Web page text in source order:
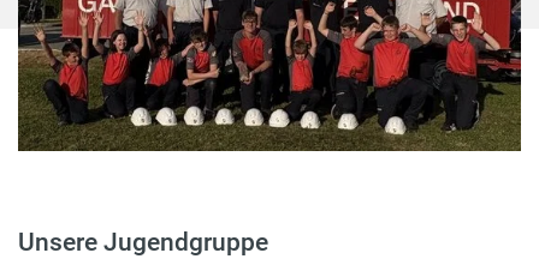
Unsere Jugendgruppe